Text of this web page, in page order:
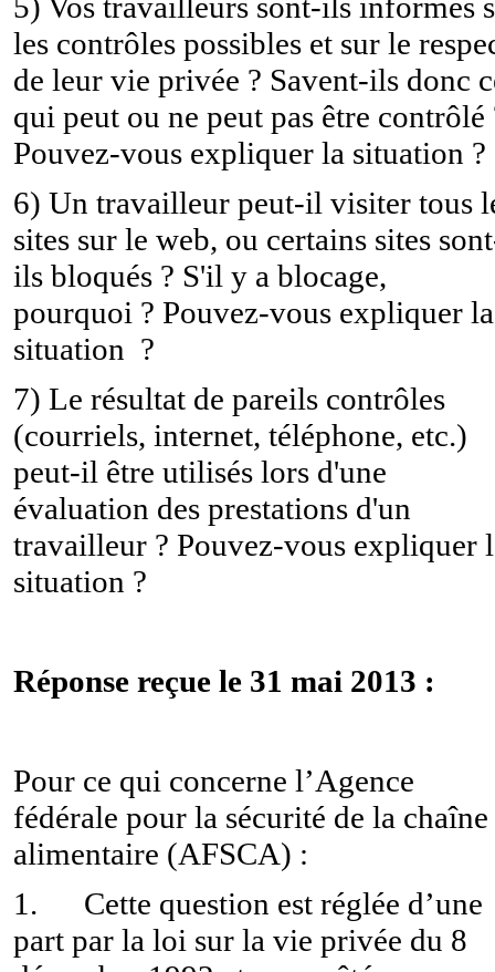
les contrôles possibles et sur le
de leur vie privée ? Savent-ils donc
qui peut ou ne peut pas être contrôlé
Pouvez-vous expliquer la situation ?
6) Un travailleur peut-il visiter tous
sites sur le web, ou certains sites
ils bloqués ? S'il y a blocage,
pourquoi ? Pouvez-vous expliquer la
situation ?
7) Le résultat de pareils contrôles
(courriels, internet, téléphone, etc.)
peut-il être utilisés lors d'une
évaluation des prestations d'un
travailleur ? Pouvez-vous expliquer
situation ?
Réponse reçue le 31 mai 2013 :
Pour ce qui concerne l’Agence
fédérale pour la sécurité de la chaîne
alimentaire (AFSCA) :
1. Cette question est réglée d’une
part par la loi sur la vie privée du 8